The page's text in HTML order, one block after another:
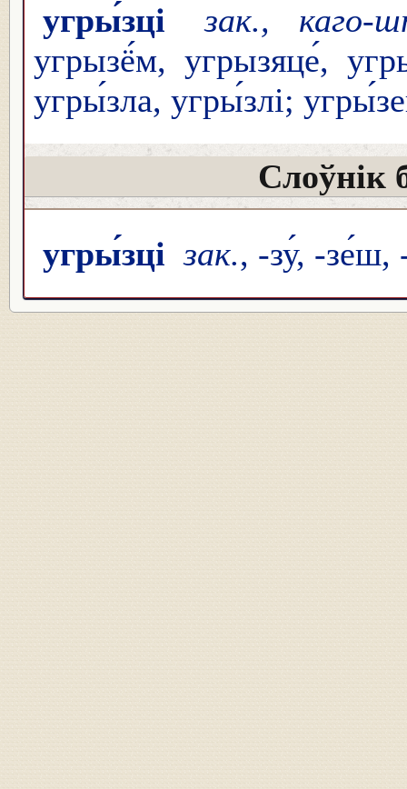
угры́зці
зак., каго-
угрызё́м, угрызяце́,
угры́зла, угры́злі;
Слоўнік
угры́зці зак., -зу́, -зе́ш,